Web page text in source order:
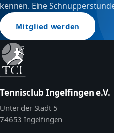
kennen. Eine
Mitglied werden
Tennisclub Ingelfingen e.V.
Unter der Stadt 5
74653 Ingelfingen